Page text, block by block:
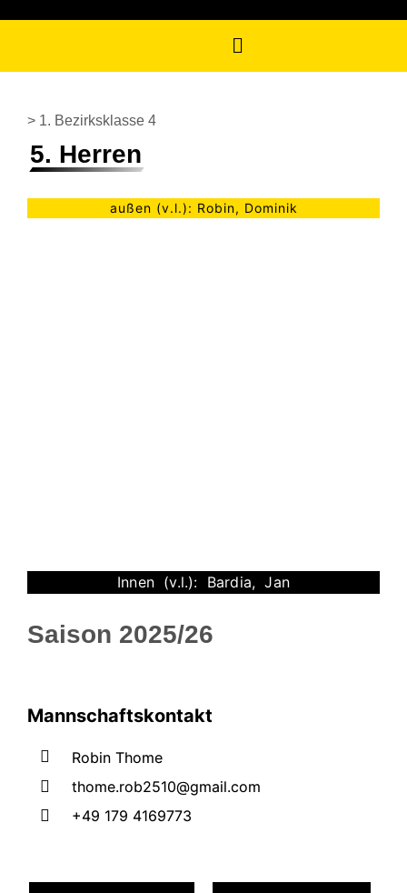
> 1. Bezirksklasse 4
5. Herren
Saison 2025/26
Mannschaftskontakt
Robin Thome
thome.rob2510@gmail.com
+49 179 4169773
außen (v.l.): Robin, Dominik
Innen (v.l.): Bardia, Jan